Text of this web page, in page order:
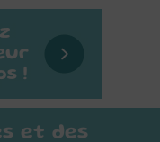
et des